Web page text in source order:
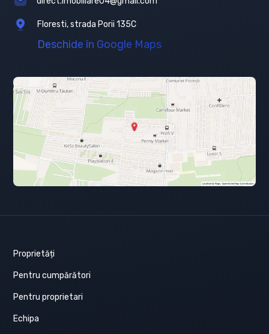
Floresti, strada Porii 135C
Deschide în Google Maps
Proprietăți
Pentru cumpărători
Pentru proprietari
Echipa